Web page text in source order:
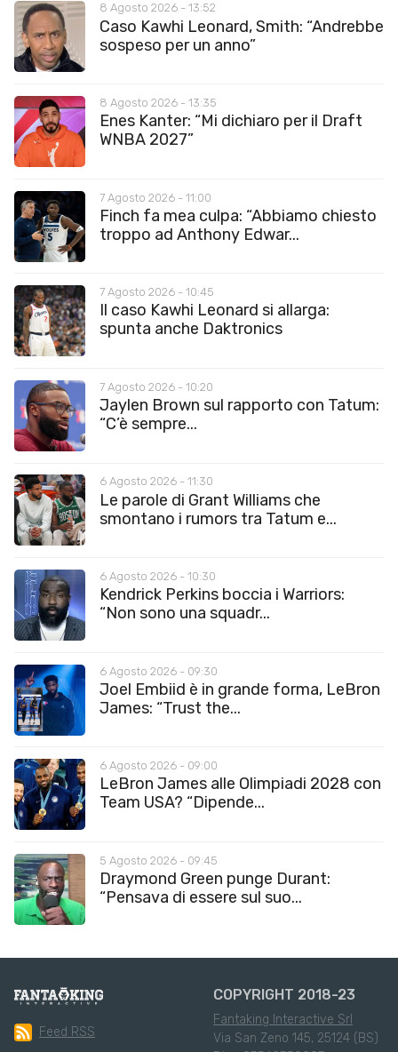
8 Agosto 2026 - 13:52
Caso Kawhi Leonard, Smith: “Andrebbe
sospeso per un anno”
8 Agosto 2026 - 13:35
Enes Kanter: “Mi dichiaro per il Draft
WNBA 2027”
7 Agosto 2026 - 11:00
Finch fa mea culpa: “Abbiamo chiesto
troppo ad Anthony Edwar...
7 Agosto 2026 - 10:45
Il caso Kawhi Leonard si allarga:
spunta anche Daktronics
7 Agosto 2026 - 10:20
Jaylen Brown sul rapporto con Tatum:
“C’è sempre...
6 Agosto 2026 - 11:30
Le parole di Grant Williams che
smontano i rumors tra Tatum e...
6 Agosto 2026 - 10:30
Kendrick Perkins boccia i Warriors:
“Non sono una squadr...
6 Agosto 2026 - 09:30
Joel Embiid è in grande forma, LeBron
James: “Trust the...
6 Agosto 2026 - 09:00
LeBron James alle Olimpiadi 2028 con
Team USA? “Dipende...
5 Agosto 2026 - 09:45
Draymond Green punge Durant:
“Pensava di essere sul suo...
Feed RSS
COPYRIGHT 2018-23
Fantaking Interactive Srl
Via San Zeno 145, 25124 (BS)